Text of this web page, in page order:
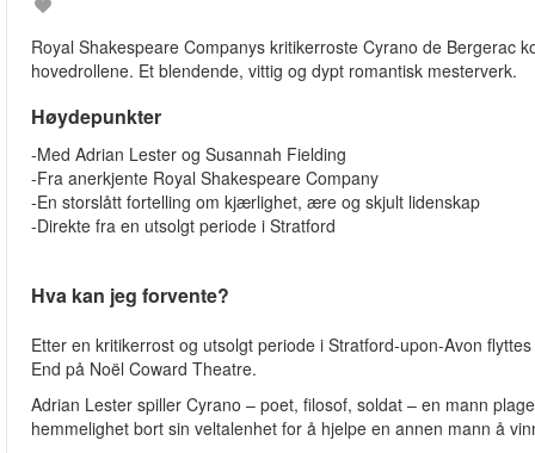
Royal Shakespeare Companys kritikerroste Cyrano de Bergerac
hovedrollene. Et blendende, vittig og dypt romantisk mesterverk.
Høydepunkter
-Med Adrian Lester og Susannah Fielding
-Fra anerkjente Royal Shakespeare Company
-En storslått fortelling om kjærlighet, ære og skjult lidenskap
-Direkte fra en utsolgt periode i Stratford
Hva kan jeg forvente?
Etter en kritikerrost og utsolgt periode i Stratford-upon-Avon
End på Noël Coward Theatre.
Adrian Lester spiller Cyrano – poet, filosof, soldat – en mann
hemmelighet bort sin veltalenhet for å hjelpe en annen mann å